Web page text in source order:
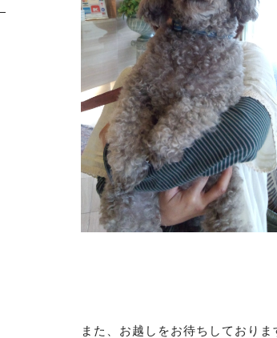
また、お越しをお待ちしておりま